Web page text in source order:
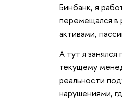
Бинбанк, я
перемещался в
активами,
А тут я
текущему
реальности
нарушениями,